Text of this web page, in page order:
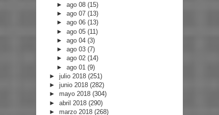
►ago 08(15)
►ago 07(13)
►ago 06(13)
►ago 05(11)
►ago 04(3)
►ago 03(7)
►ago 02(14)
►ago 01(9)
► julio 2018 (251)
► junio 2018 (282)
► mayo 2018 (304)
► abril 2018 (290)
► marzo 2018 (268)